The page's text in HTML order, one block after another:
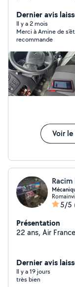
effacement des
systèmes
clair et détaillé
disponibles :
contrôle complet. Intervention à domicile ou sur
vous, 7j/7. Sérieux, réactif et économique une
alternative fiable
zéro sept 88 82
Dernier avis
Il y a 2 mois
Merci à Amine de
recommande
Voir
5/5
Présentation
22 ans, Air
Dernier avis
Il y a 19 jours
très bien